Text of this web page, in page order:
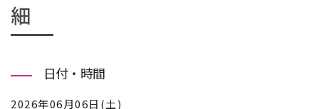
細
日付・時間
2026年06月06日(土)